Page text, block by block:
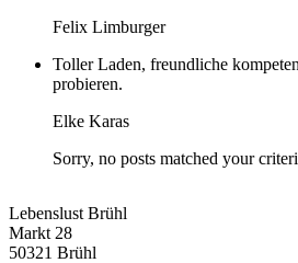
Felix Limburger
Toller Laden, freundliche
probieren.
Elke Karas
Sorry, no posts matched your
Lebenslust Brühl
Markt 28
50321 Brühl